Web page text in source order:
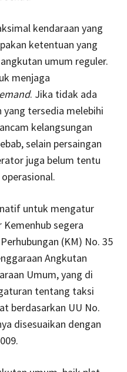
kendaraan yang
ketentuan yang
umum reguler.
menjaga
. Jika tidak ada
tersedia melebihi
kelangsungan
selain persaingan
juga belum tentu
untuk mengatur
segera
(KM) No. 35
Angkutan
Umum, yang di
tentang taksi
berdasarkan UU No.
disesuaikan dengan